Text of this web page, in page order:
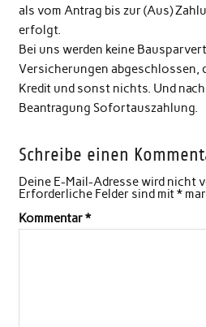
als vom Antrag bis zur (Aus)
erfolgt.
Bei uns werden keine
Versicherungen abgeschlossen,
Kredit und sonst nichts. Und
Beantragung Sofortauszahlung.
Schreibe einen
Deine E-Mail-Adresse wird nicht
Erforderliche Felder sind mit*
Kommentar*